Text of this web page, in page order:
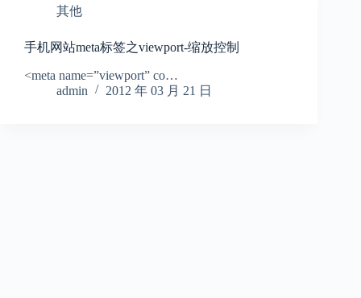
其他
手机网站meta标签之viewport-缩放控制
<meta name=”viewport” co…
admin
2012 年 03 月 21 日